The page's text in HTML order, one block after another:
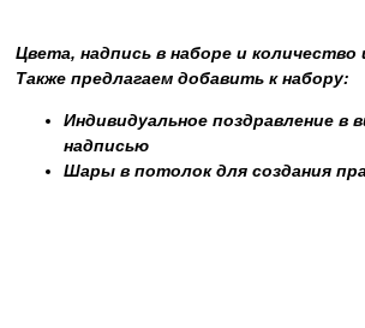
Цвета, надпись в наборе и
Также предлагаем добавить к набору:
Индивидуальное поздравление в
надписью
Шары в потолок для создания